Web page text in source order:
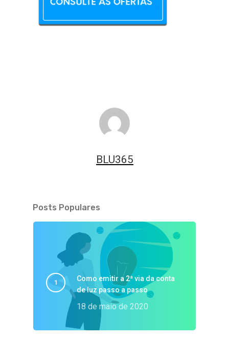
BLU365
Posts Populares
Como emitir a 2ª via da conta
de luz passo a passo
18 de maio de 2020